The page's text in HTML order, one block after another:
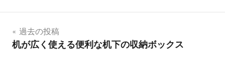
投
稿
過去の投稿
机が広く使える便利な机下の収納ボックス